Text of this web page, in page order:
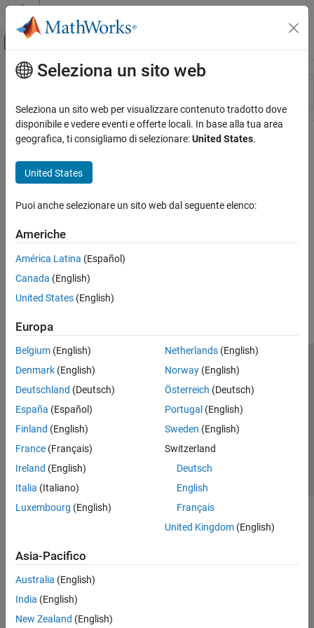
Vai al contenuto
Attiva/disattiva menu di navigazione
Risorsa
Stato
Contenuto principale
Seleziona un sito web
Seleziona un sito web per visualizzare contenuto tradotto dove
disponibile e vedere eventi e offerte locali. In base alla tua area
geografica, ti consigliamo di selezionare:United States.
United States
Puoi anche selezionare un sito web dal seguente elenco:
Americhe
América Latina (Español)
Canada (English)
United States (English)
Europa
Belgium (English)
Denmark (English)
Deutschland (Deutsch)
España (Español)
Finland (English)
France (Français)
Ireland (English)
Italia (Italiano)
Luxembourg (English)
Netherlands(English)
Norway(English)
Österreich (Deutsch)
Portugal (English)
Sweden (English)
Switzerland
Deutsch
English
Français
United Kingdom(English)
Asia-Pacifico
Australia (English)
India (English)
New Zealand (English)
Centro di fiducia
Informativa sulla privacy
Antipirateria
Stato dell'applicazione
Contatti
© 1994-2026 The MathWorks, Inc.